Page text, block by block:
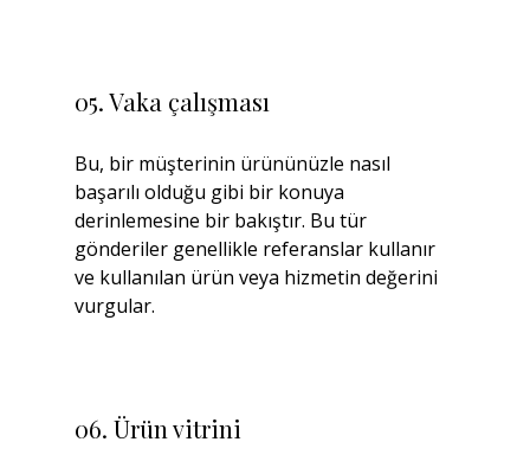
05. Vaka çalışması
Bu, bir müşterinin ürününüzle nasıl
başarılı olduğu gibi bir konuya
derinlemesine bir bakıştır. Bu tür
gönderiler genellikle referanslar kullanır
ve kullanılan ürün veya hizmetin değerini
vurgular.
06. Ürün vitrini